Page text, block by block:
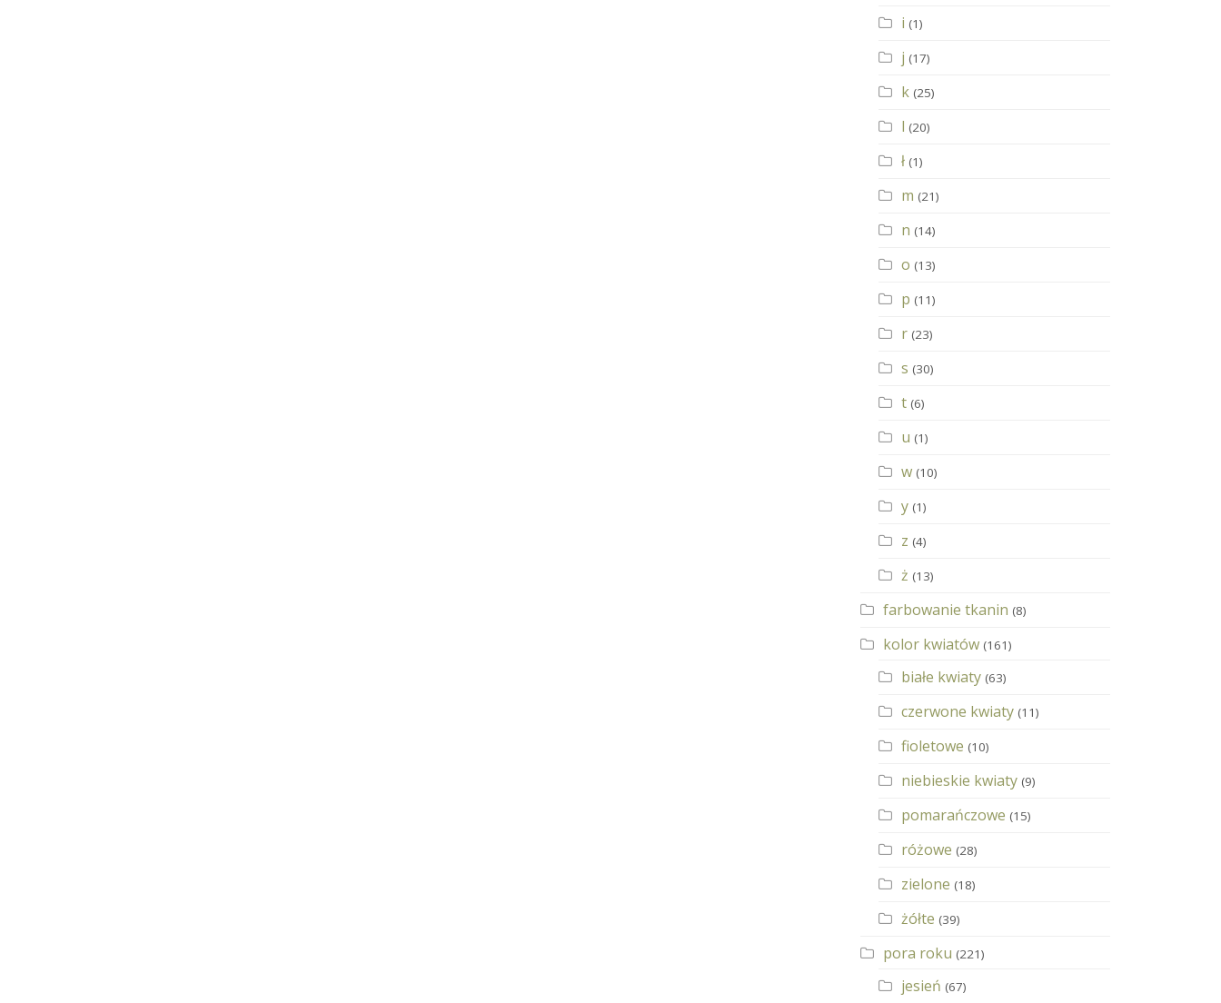
i (1)
j (17)
k (25)
l (20)
ł (1)
m (21)
n (14)
o (13)
p (11)
r (23)
s (30)
t (6)
u (1)
w (10)
y (1)
z (4)
ż (13)
farbowanie tkanin (8)
kolor kwiatów (161)
białe kwiaty (63)
czerwone kwiaty (11)
fioletowe (10)
niebieskie kwiaty (9)
pomarańczowe (15)
różowe (28)
zielone (18)
żółte (39)
pora roku (221)
jesień (67)